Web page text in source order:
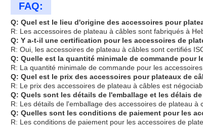
FAQ:
Q: Quel est le lieu d'origine des accessoires pour
R: Les accessoires de plateau à câbles sont fabriqués à
Q: Y a-t-il une certification pour les accessoires de
R: Oui, les accessoires de plateau à câbles sont certifiés
Q: Quelle est la quantité minimale de commande pour
R: La quantité minimale de commande pour les
Q: Quel est le prix des accessoires pour plateaux de
R: Le prix des accessoires de plateau à câbles est
Q: Quels sont les détails de l'emballage et les délais
R: Les détails de l'emballage des accessoires de plateau à
Q: Quelles sont les conditions de paiement pour les
R: Les conditions de paiement pour les accessoires de